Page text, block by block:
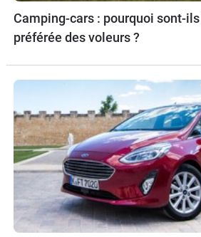
Camping-cars : pourquoi sont-
préférée des voleurs ?